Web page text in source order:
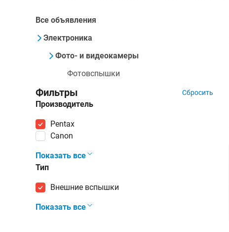
Все объявления
Электроника
Фото- и видеокамеры
Фотовспышки
Фильтры Сбросить
Производитель
Pentax
Canon
Показать все
Тип
внешние вспышки
Показать все